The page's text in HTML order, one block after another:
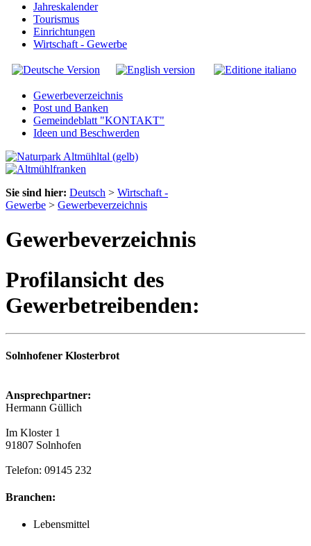
Jahreskalender
Tourismus
Einrichtungen
Wirtschaft - Gewerbe
Gewerbeverzeichnis
Post und Banken
Gemeindeblatt "KONTAKT"
Ideen und Beschwerden
Sie sind hier: Deutsch > Wirtschaft -
Gewerbe > Gewerbeverzeichnis
Gewerbeverzeichnis
Profilansicht des
Gewerbetreibenden:
Solnhofener Klosterbrot
Ansprechpartner:
Hermann Güllich
Im Kloster 1
91807 Solnhofen
Telefon: 09145 232
Branchen:
Lebensmittel